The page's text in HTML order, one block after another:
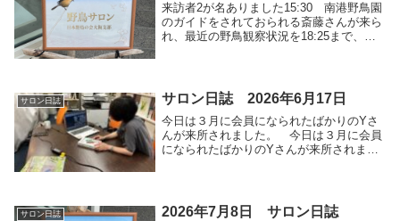
来訪者2が名ありました15:30 南港野鳥園
のガイドをされておられる斎藤さんが来ら
れ、最近の野鳥観察状況を18:25まで、語
サロン日誌 サロン日誌 2026年6月17日
今日は３月に会員になられたばかりのYさ
んが来所されました。 今日は３月に会員
になられたばかりのYさんが来所されまし
があるかもと...
サロン日誌 2026年7月8日 サロン日誌